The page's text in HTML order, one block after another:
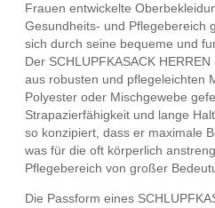
Frauen entwickelte
Gesundheits- und Pflegebereich
sich durch seine bequeme und
Der SCHLUPFKASACK
aus robusten und pflegeleichten
Polyester oder Mischgewebe
Strapazierfähigkeit und lange
so konzipiert, dass er maximale
was für die oft körperlich
Pflegebereich von großer
Die Passform eines